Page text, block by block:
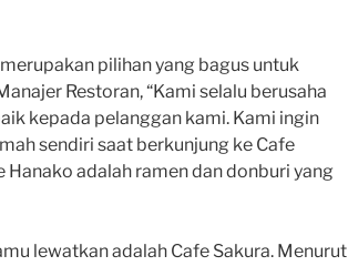
pilihan yang bagus untuk
Restoran, “Kami selalu berusaha
kepada pelanggan kami. Kami ingin
sendiri saat berkunjung ke Cafe
Hanako adalah ramen dan donburi yang
lewatkan adalah Cafe Sakura. Menurut